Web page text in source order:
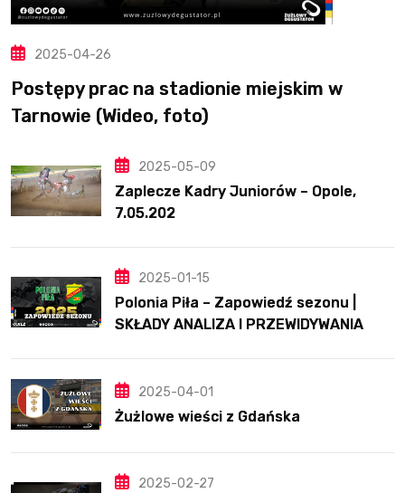
2025-04-26
Postępy prac na stadionie miejskim w
Tarnowie (Wideo, foto)
2025-05-09
Zaplecze Kadry Juniorów – Opole,
7.05.202
2025-01-15
Polonia Piła – Zapowiedź sezonu |
SKŁADY ANALIZA I PRZEWIDYWANIA
2025-04-01
Żużlowe wieści z Gdańska
2025-02-27